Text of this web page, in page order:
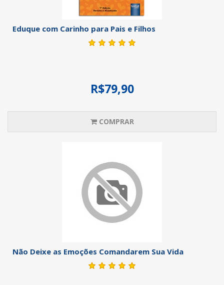
Eduque com Carinho para Pais e Filhos
R$79,90
COMPRAR
Não Deixe as Emoções Comandarem Sua Vida